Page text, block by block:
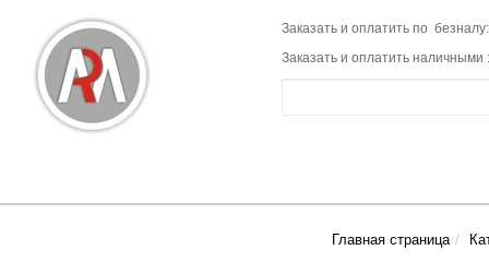
Заказать и оплатить по
Заказать и оплатить наличными
Главная страница